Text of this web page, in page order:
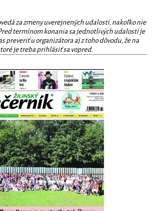
za zmeny uverejnených udalostí, nakoľko nie
termínom konania sa jednotlivých udalostí je
preveriť u organizátora aj z toho dôvodu, že na
je treba prihlásiť sa vopred.